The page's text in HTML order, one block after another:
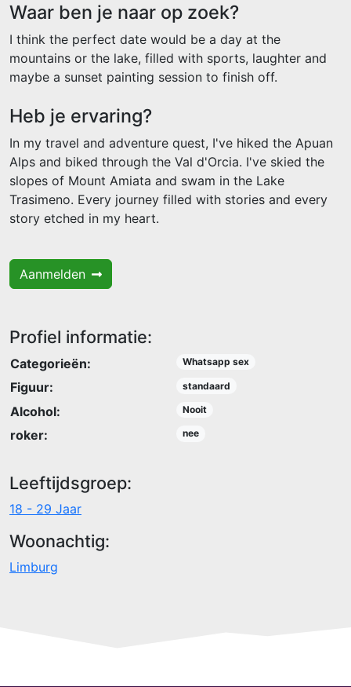
Waar ben je naar op zoek?
I think the perfect date would be a day at the
mountains or the lake, filled with sports, laughter and
maybe a sunset painting session to finish off.
Heb je ervaring?
In my travel and adventure quest, I've hiked the Apuan
Alps and biked through the Val d'Orcia. I've skied the
slopes of Mount Amiata and swam in the Lake
Trasimeno. Every journey filled with stories and every
story etched in my heart.
Aanmelden
Profiel informatie:
Categorieën: Whatsapp sex
Figuur: standaard
Alcohol: Nooit
roker: nee
Leeftijdsgroep:
18 - 29 Jaar
Woonachtig:
Limburg